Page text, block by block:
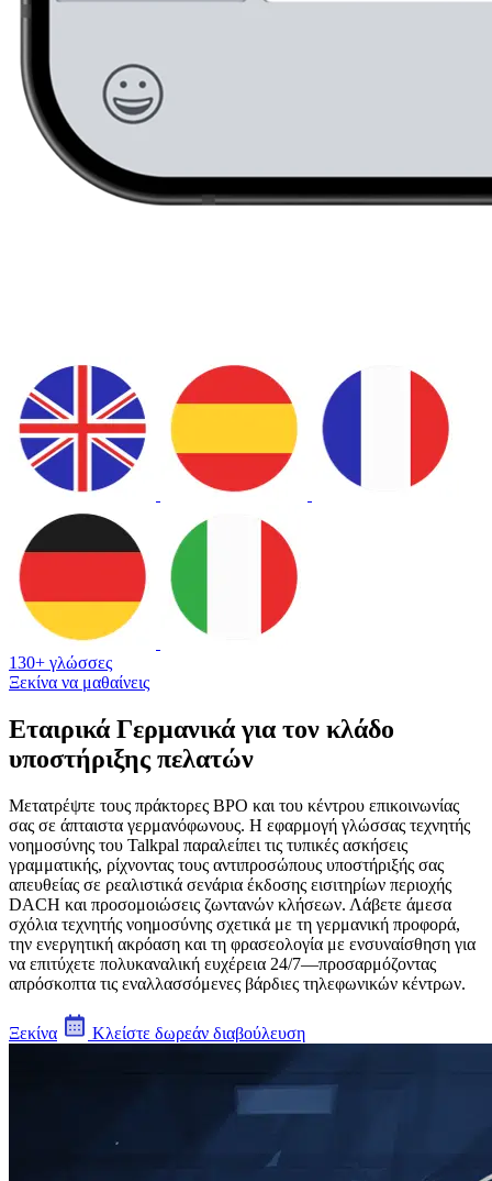
130+ γλώσσες
Ξεκίνα να μαθαίνεις
Εταιρικά Γερμανικά για τον κλάδο
υποστήριξης πελατών
Μετατρέψτε τους πράκτορες BPO και του κέντρου επικοινωνίας
σας σε άπταιστα γερμανόφωνους. Η εφαρμογή γλώσσας τεχνητής
νοημοσύνης του Talkpal παραλείπει τις τυπικές ασκήσεις
γραμματικής, ρίχνοντας τους αντιπροσώπους υποστήριξής σας
απευθείας σε ρεαλιστικά σενάρια έκδοσης εισιτηρίων περιοχής
DACH και προσομοιώσεις ζωντανών κλήσεων. Λάβετε άμεσα
σχόλια τεχνητής νοημοσύνης σχετικά με τη γερμανική προφορά,
την ενεργητική ακρόαση και τη φρασεολογία με ενσυναίσθηση για
να επιτύχετε πολυκαναλική ευχέρεια 24/7—προσαρμόζοντας
απρόσκοπτα τις εναλλασσόμενες βάρδιες τηλεφωνικών κέντρων.
Ξεκίνα Κλείστε δωρεάν διαβούλευση